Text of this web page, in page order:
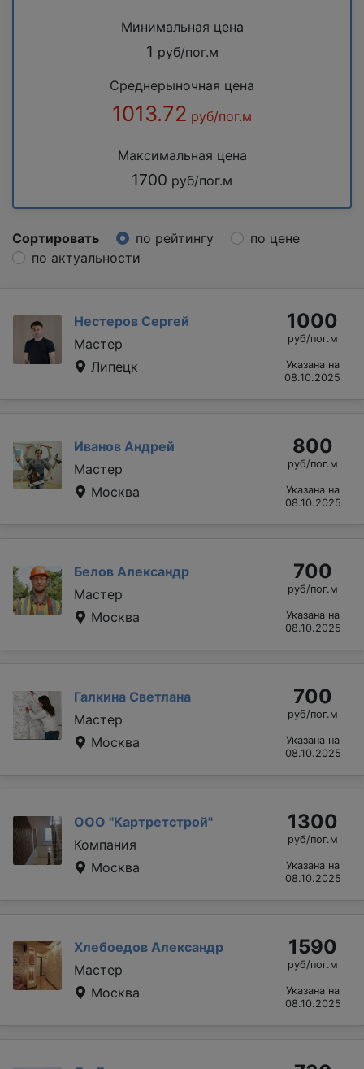
Минимальная цена
1 руб/пог.м
Среднерыночная цена
1013.72 руб/пог.м
Максимальная цена
1700 руб/пог.м
Сортировать по рейтингу
по цене
по актуальности
Нестеров Сергей
Мастер
Липецк
1000
руб/пог.м
Указана на
08.10.2025
Иванов Андрей
Мастер
Москва
800
руб/пог.м
Указана на
08.10.2025
Белов Александр
Мастер
Москва
700
руб/пог.м
Указана на
08.10.2025
Галкина Светлана
Мастер
Москва
700
руб/пог.м
Указана на
08.10.2025
ООО "Картретстрой"
Компания
Москва
1300
руб/пог.м
Указана на
08.10.2025
Хлебоедов Александр
Мастер
Москва
1590
руб/пог.м
Указана на
08.10.2025